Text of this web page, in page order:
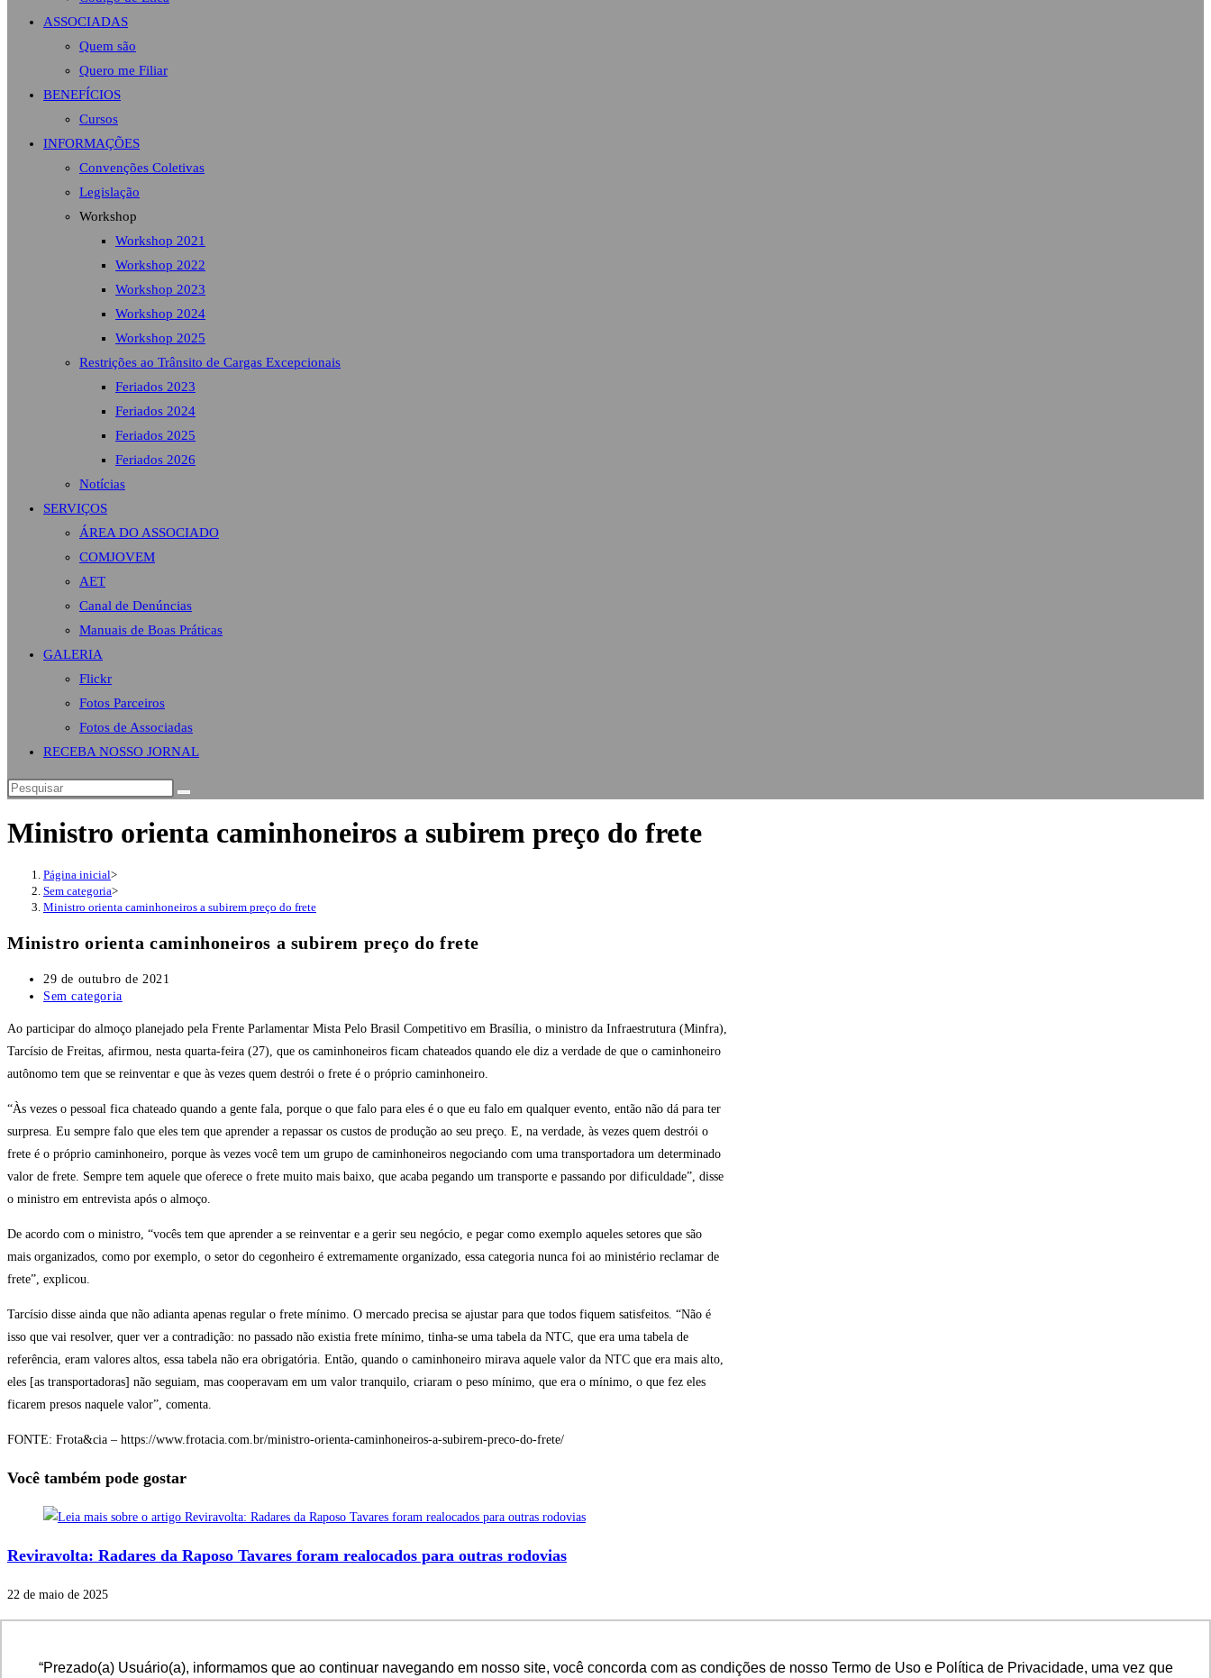
“Prezado(a) Usuário(a), informamos que ao continuar navegando em nosso site, você concorda com as condições de nosso Termo de Uso e Política de Privacidade, uma vez que
ASSOCIADAS
Quem são
Quero me Filiar
BENEFÍCIOS
Cursos
INFORMAÇÕES
Convenções Coletivas
Legislação
Workshop
Workshop 2021
Workshop 2022
Workshop 2023
Workshop 2024
Workshop 2025
Restrições ao Trânsito de Cargas Excepcionais
Feriados 2023
Feriados 2024
Feriados 2025
Feriados 2026
Notícias
SERVIÇOS
ÁREA DO ASSOCIADO
COMJOVEM
AET
Canal de Denúncias
Manuais de Boas Práticas
GALERIA
Flickr
Fotos Parceiros
Fotos de Associadas
RECEBA NOSSO JORNAL
Ministro orienta caminhoneiros a subirem preço do frete
Página inicial>
Sem categoria>
Ministro orienta caminhoneiros a subirem preço do frete
Ministro orienta caminhoneiros a subirem preço do frete
Post
publicado:
29 de outubro de 2021
Categoria
post:
Sem categoria
Ao participar do almoço planejado pela Frente Parlamentar Mista Pelo Brasil Competitivo em Brasília, o ministro da Infraestrutura (Minfra),
Tarcísio de Freitas, afirmou, nesta quarta-feira (27), que os caminhoneiros ficam chateados quando ele diz a verdade de que o caminhoneiro
autônomo tem que se reinventar e que às vezes quem destrói o frete é o próprio caminhoneiro.
“Às vezes o pessoal fica chateado quando a gente fala, porque o que falo para eles é o que eu falo em qualquer evento, então não dá para ter
surpresa. Eu sempre falo que eles tem que aprender a repassar os custos de produção ao seu preço. E, na verdade, às vezes quem destrói o
frete é o próprio caminhoneiro, porque às vezes você tem um grupo de caminhoneiros negociando com uma transportadora um determinado
valor de frete. Sempre tem aquele que oferece o frete muito mais baixo, que acaba pegando um transporte e passando por dificuldade”, disse
o ministro em entrevista após o almoço.
De acordo com o ministro, “vocês tem que aprender a se reinventar e a gerir seu negócio, e pegar como exemplo aqueles setores que são
mais organizados, como por exemplo, o setor do cegonheiro é extremamente organizado, essa categoria nunca foi ao ministério reclamar de
frete”, explicou.
Tarcísio disse ainda que não adianta apenas regular o frete mínimo. O mercado precisa se ajustar para que todos fiquem satisfeitos. “Não é
isso que vai resolver, quer ver a contradição: no passado não existia frete mínimo, tinha-se uma tabela da NTC, que era uma tabela de
referência, eram valores altos, essa tabela não era obrigatória. Então, quando o caminhoneiro mirava aquele valor da NTC que era mais alto,
eles [as transportadoras] não seguiam, mas cooperavam em um valor tranquilo, criaram o peso mínimo, que era o mínimo, o que fez eles
ficarem presos naquele valor”, comenta.
FONTE: Frota&cia – https://www.frotacia.com.br/ministro-orienta-caminhoneiros-a-subirem-preco-do-frete/
Você também pode gostar
Reviravolta: Radares da Raposo Tavares foram realocados para outras rodovias
22 de maio de 2025
7 de dezembro de 2023